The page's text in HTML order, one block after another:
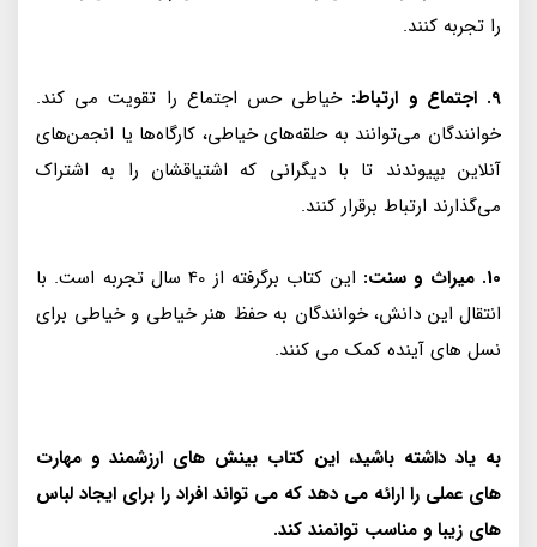
را تجربه کنند.
9. اجتماع و ارتباط:
خیاطی حس اجتماع را تقویت می کند.
خوانندگان می‌توانند به حلقه‌های خیاطی، کارگاه‌ها یا انجمن‌های
آنلاین بپیوندند تا با دیگرانی که اشتیاقشان را به اشتراک
می‌گذارند ارتباط برقرار کنند.
10. میراث و سنت:
این کتاب برگرفته از 40 سال تجربه است. با
انتقال این دانش، خوانندگان به حفظ هنر خیاطی و خیاطی برای
نسل های آینده کمک می کنند.
به یاد داشته باشید، این کتاب بینش های ارزشمند و مهارت
های عملی را ارائه می دهد که می تواند افراد را برای ایجاد لباس
های زیبا و مناسب توانمند کند.